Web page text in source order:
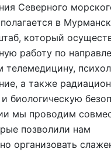
Северного
в
который
работу по
а также
биологическую
мы проводим
позволили нам
организовать